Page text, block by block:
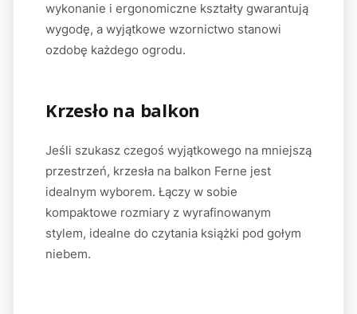
wykonanie i ergonomiczne kształty gwarantują
wygodę, a wyjątkowe wzornictwo stanowi
ozdobę każdego ogrodu.
Krzesło na balkon
Jeśli szukasz czegoś wyjątkowego na mniejszą
przestrzeń, krzesła na balkon Ferne jest
idealnym wyborem. Łączy w sobie
kompaktowe rozmiary z wyrafinowanym
stylem, idealne do czytania książki pod gołym
niebem.